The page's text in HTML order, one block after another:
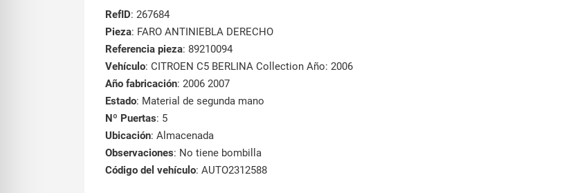
RefID: 267684
Pieza: FARO ANTINIEBLA DERECHO
Referencia pieza: 89210094
Vehículo: CITROEN C5 BERLINA Collection Año: 2006
Año fabricación: 2006 2007
Estado: Material de segunda mano
Nº Puertas: 5
Ubicación: Almacenada
Observaciones: No tiene bombilla
Código del vehículo: AUTO2312588